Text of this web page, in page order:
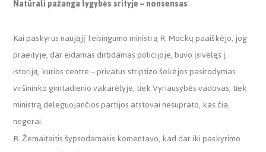
Natūrali pažanga lygybės srityje–nonsensas
Kai paskyrus naująjį Teisingumo ministrą R. Mockų paaiškėjo, jog
praeityje, dar eidamas dirbdamas policijoje, buvo įsivėlęs į
istoriją, kurios centre – privatus striptizo šokėjos pasirodymas
viršininko gimtadienio vakarėlyje, tiek Vyriausybės vadovas, tiek
ministrą deleguojančios partijos atstovai nesuprato, kas čia
negerai.
R. Žemaitaitis šypsodamasis komentavo, kad dar iki paskyrimo